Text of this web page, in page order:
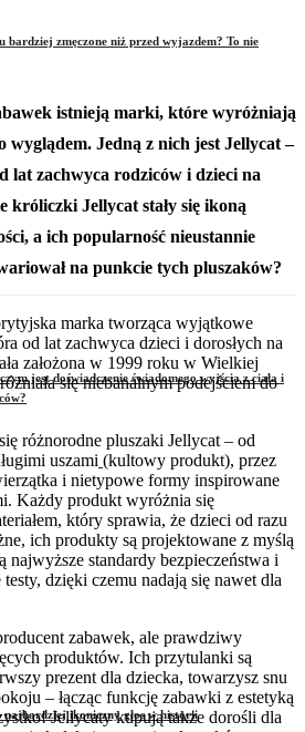
zmęczone niż przed wyjazdem? To nie
jest doświadczenie świadomego wyjścia z ciała i
najbardziej ikoniczny głos w historii
istnieją marki, które wyróżniają
wyglądem. Jedną z nich jest Jellycat –
zachwyca rodziców i dzieci na
króliczki Jellycat stały się ikoną
a ich popularność nieustannie
na punkcie tych pluszaków?
marka tworząca wyjątkowe
od lat zachwyca dzieci i dorosłych na
założona w 1999 roku w Wielkiej
się niebanalnym podejściem do
różnorodne pluszaki Jellycat – od
uszami (kultowy produkt), przez
i nietypowe formy inspirowane
Każdy produkt wyróżnia się
który sprawia, że dzieci od razu
ich produkty są projektowane z myślą
najwyższe standardy bezpieczeństwa i
dzięki czemu nadają się nawet dla
zabawek, ale prawdziwy
produktów. Ich przytulanki są
prezent dla dziecka, towarzysz snu
– łącząc funkcję zabawki z estetyką
Jellycaty kupują także dorośli dla